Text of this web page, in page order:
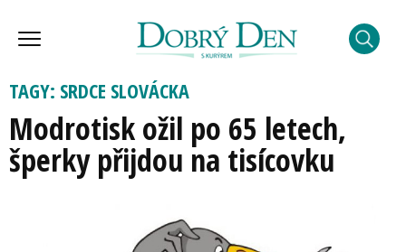
TAGY: SRDCE SLOVÁCKA
Modrotisk ožil po 65 letech,
šperky přijdou na tisícovku